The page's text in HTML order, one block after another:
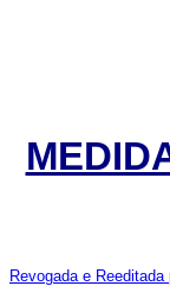
Revogada e